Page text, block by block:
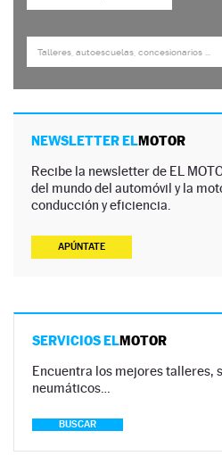
NEWSLETTER ELMOTOR
Recibe la newsletter de EL
del mundo del automóvil y la
conducción y eficiencia.
APÚNTATE
SERVICIOS ELMOTOR
Encuentra los mejores talleres,
neumáticos…
BUSCAR